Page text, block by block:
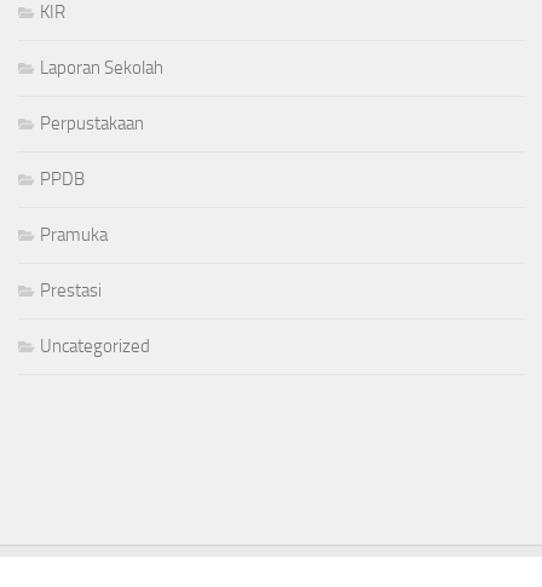
KIR
Laporan Sekolah
Perpustakaan
PPDB
Pramuka
Prestasi
Uncategorized